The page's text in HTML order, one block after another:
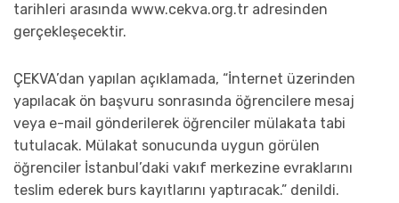
tarihleri arasında www.cekva.org.tr adresinden
gerçekleşecektir.
ÇEKVA’dan yapılan açıklamada, “İnternet üzerinden
yapılacak ön başvuru sonrasında öğrencilere mesaj
veya e-mail gönderilerek öğrenciler mülakata tabi
tutulacak. Mülakat sonucunda uygun görülen
öğrenciler İstanbul’daki vakıf merkezine evraklarını
teslim ederek burs kayıtlarını yaptıracak.” denildi.